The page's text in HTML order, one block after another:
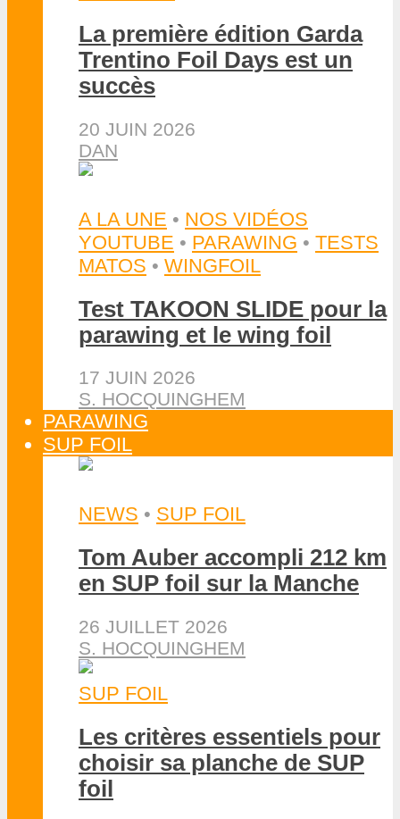
La première édition Garda
Trentino Foil Days est un
succès
20 JUIN 2026
DAN
A LA UNE • NOS VIDÉOS
YOUTUBE • PARAWING • TESTS
MATOS • WINGFOIL
Test TAKOON SLIDE pour la
parawing et le wing foil
17 JUIN 2026
S. HOCQUINGHEM
PARAWING
SUP FOIL
NEWS • SUP FOIL
Tom Auber accompli 212 km
en SUP foil sur la Manche
26 JUILLET 2026
S. HOCQUINGHEM
SUP FOIL
Les critères essentiels pour
choisir sa planche de SUP
foil